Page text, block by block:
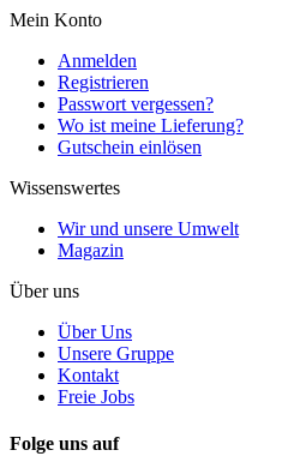
Mein Konto
Anmelden
Registrieren
Passwort vergessen?
Wo ist meine Lieferung?
Gutschein einlösen
Wissenswertes
Wir und unsere Umwelt
Magazin
Über uns
Über Uns
Unsere Gruppe
Kontakt
Freie Jobs
Folge uns auf